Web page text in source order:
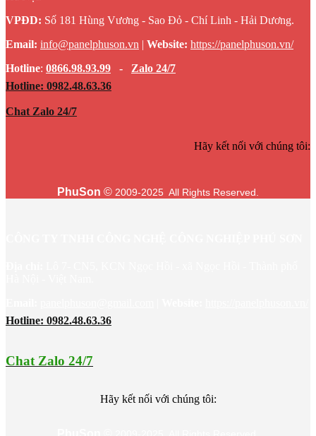
VPĐD: Số 181 Hùng Vương - Sao Đỏ - Chí Linh - Hải Dương.
Email: info@panelphuson.vn | Website: https://panelphuson.vn/
Hotline: 0866.98.93.99 - Zalo 24/7
Hotline: 0982.48.63.36
Chat Zalo 24/7
Hãy kết nối với chúng tôi:
PhuSon © 2009-2025 All Rights Reserved.
Hotline: 0982.48.63.36
Chat Zalo 24/7
Hãy kết nối với chúng tôi: